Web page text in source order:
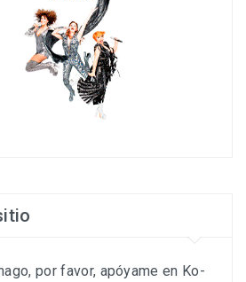
por favor, apóyame en Ko-